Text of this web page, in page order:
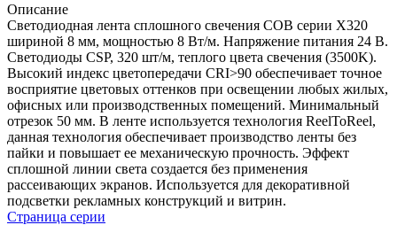
Описание
Светодиодная лента сплошного свечения COB серии X320
шириной 8 мм, мощностью 8 Вт/м. Напряжение питания 24 В.
Светодиоды CSP, 320 шт/м, теплого цвета свечения (3500K).
Высокий индекс цветопередачи CRI>90 обеспечивает точное
восприятие цветовых оттенков при освещении любых жилых,
офисных или производственных помещений. Минимальный
отрезок 50 мм. В ленте используется технология ReelToReel,
данная технология обеспечивает производство ленты без
пайки и повышает ее механическую прочность. Эффект
сплошной линии света создается без применения
рассеивающих экранов. Используется для декоративной
подсветки рекламных конструкций и витрин.
Страница серии